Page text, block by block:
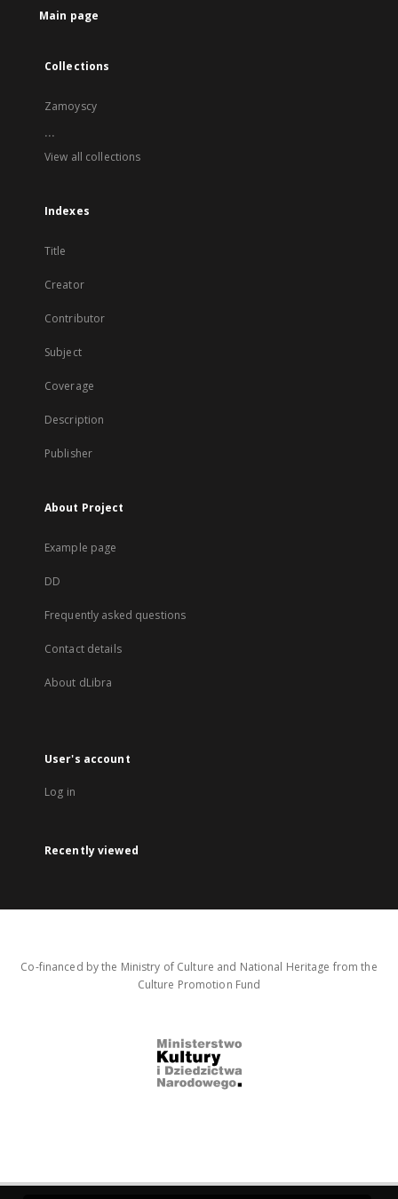
Main page
Collections
Zamoyscy
...
View all collections
Indexes
Title
Creator
Contributor
Subject
Coverage
Description
Publisher
About Project
Example page
DD
Frequently asked questions
Contact details
About dLibra
User's account
Log in
Recently viewed
Co-financed by the Ministry of Culture and National Heritage from the
Culture Promotion Fund